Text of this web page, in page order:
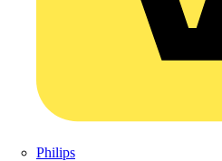
Philips